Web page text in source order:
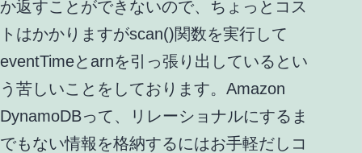
か返すことができないので、ちょっとコス
トはかかりますがscan()関数を実行して
eventTimeとarnを引っ張り出しているとい
う苦しいことをしております。Amazon
DynamoDBって、リレーショナルにするま
でもない情報を格納するにはお手軽だしコ